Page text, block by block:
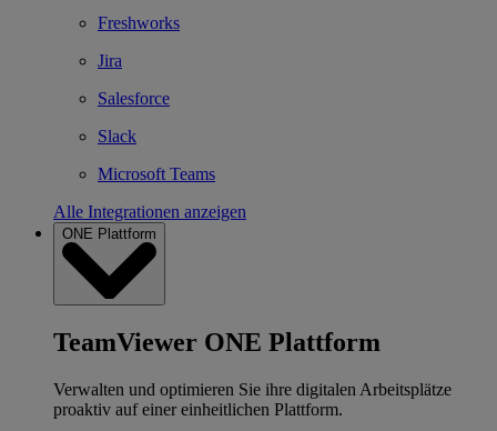
Freshworks
Jira
Salesforce
Slack
Microsoft Teams
Alle Integrationen anzeigen
ONE Plattform
TeamViewer ONE Plattform
Verwalten und optimieren Sie ihre digitalen Arbeitsplätze
proaktiv auf einer einheitlichen Plattform.